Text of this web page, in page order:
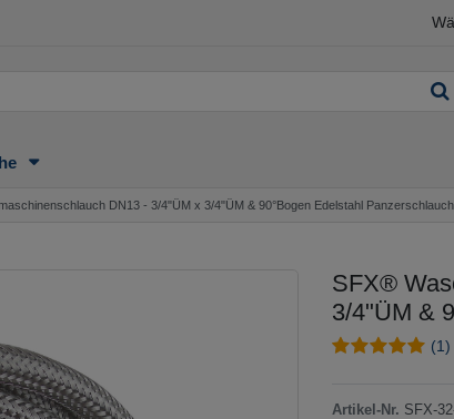
DN13 - 3/4"ÜM x 3/4"ÜM & 90°Bogen Edelstahl Panzerschlauch
SFX®
3/4"ÜM &
(1)
Artikel-Nr. SFX-